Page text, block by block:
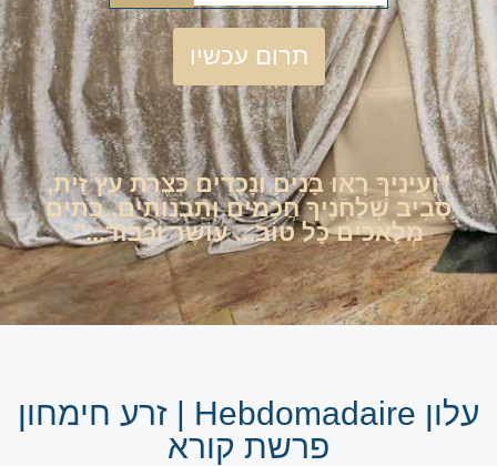
תרום עכשיו
"וְעֵינֶיךָ רָאוּ בָּנִים וְנָכָדִים כְּצֶרֶת עֵץ זַית,
סָבִיב שְׁלַחְנֶיךָ חֲכָמִים וְתַבְנוּתִים, בָּתִים
מְלָאכִים כָּל טוֹב... עוֹשֶׁר וְכָבוֹד..."
עלון Hebdomadaire | זרע חימחון
פרשת קורא